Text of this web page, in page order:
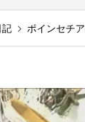
記 ポインセチ